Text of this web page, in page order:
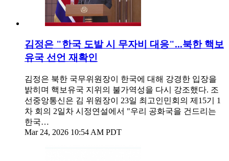
김정은 "한국 도발 시 무자비 대응"...북한 핵보
유국 선언 재확인
김정은 북한 국무위원장이 한국에 대해 강경한 입장을
밝히며 핵보유국 지위의 불가역성을 다시 강조했다. 조
선중앙통신은 김 위원장이 23일 최고인민회의 제15기 1
차 회의 2일차 시정연설에서 "우리 공화국을 건드리는
한국…
Mar 24, 2026 10:54 AM PDT